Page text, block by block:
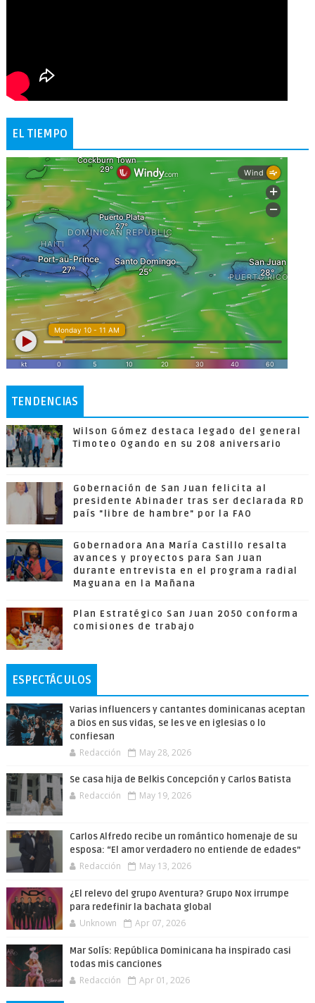
EL TIEMPO
TENDENCIAS
Wilson Gómez destaca legado del general
Timoteo Ogando en su 208 aniversario
Gobernación de San Juan felicita al
presidente Abinader tras ser declarada RD
país "libre de hambre" por la FAO
Gobernadora Ana María Castillo resalta
avances y proyectos para San Juan
durante entrevista en el programa radial
Maguana en la Mañana
Plan Estratégico San Juan 2050 conforma
comisiones de trabajo
ESPECTÁCULOS
Varias influencers y cantantes dominicanas aceptan
a Dios en sus vidas, se les ve en iglesias o lo
confiesan
Redacción May 28, 2026
Se casa hija de Belkis Concepción y Carlos Batista
Redacción May 19, 2026
Carlos Alfredo recibe un romántico homenaje de su
esposa: “El amor verdadero no entiende de edades”
Redacción May 13, 2026
¿El relevo del grupo Aventura? Grupo Nox irrumpe
para redefinir la bachata global
Unknown Apr 07, 2026
Mar Solís: República Dominicana ha inspirado casi
todas mis canciones
Redacción Apr 01, 2026